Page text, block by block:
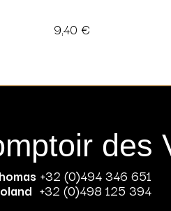
9,40 €
des
+32 (0)494 346 651
+32 (0)498 125 394